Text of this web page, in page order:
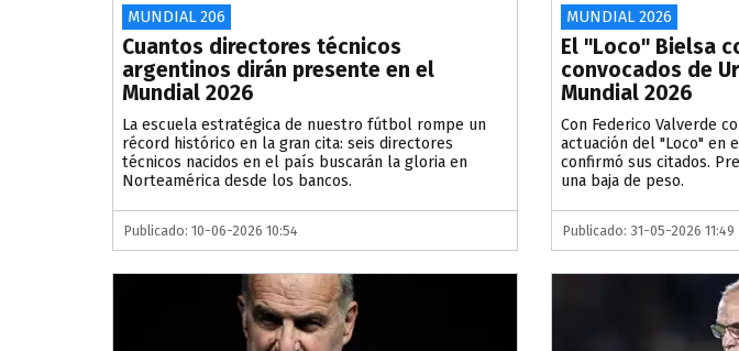
MUNDIAL 206
Cuantos directores técnicos
argentinos dirán presente en el
Mundial 2026
La escuela estratégica de nuestro fútbol rompe un
récord histórico en la gran cita: seis directores
técnicos nacidos en el país buscarán la gloria en
Norteamérica desde los bancos.
Publicado: 10-06-2026 10:54
MUNDIAL 2026
El "Loco" Bielsa
convocados de
Mundial 2026
Con Federico Valverde
actuación del "Loco" en
confirmó sus citados.
una baja de peso.
Publicado: 31-05-2026 11:49